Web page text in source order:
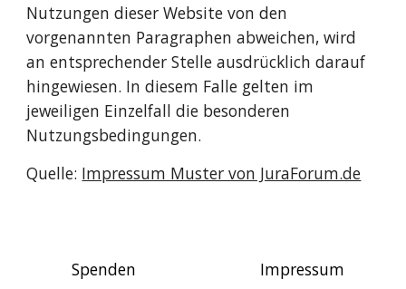
Nutzungen dieser Website von den
vorgenannten Paragraphen abweichen, wird
an entsprechender Stelle ausdrücklich darauf
hingewiesen. In diesem Falle gelten im
jeweiligen Einzelfall die besonderen
Nutzungsbedingungen.
Quelle: Impressum Muster von JuraForum.de
Spenden Impressum